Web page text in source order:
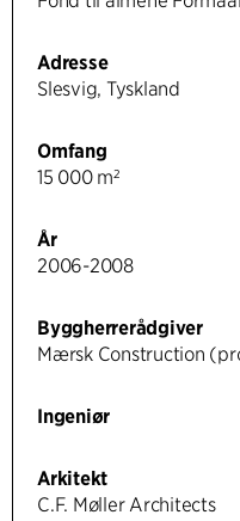
Adresse
Slesvig, Tyskland
Omfang
15 000 m²
År
2006-2008
Byggherrerådgiver
Mærsk Construction
Ingeniør
Arkitekt
C.F. Møller Architects